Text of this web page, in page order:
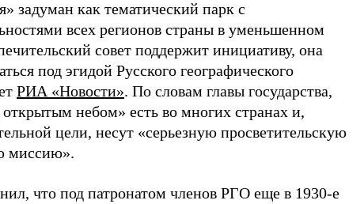
задуман как тематический парк с
всех регионов страны в уменьшенном
совет поддержит инициативу, она
под эгидой Русского географического
РИА «Новости». По словам главы государства,
небом» есть во многих странах и,
цели, несут «серьезную просветительскую
миссию».
что под патронатом членов РГО еще в 1930-е